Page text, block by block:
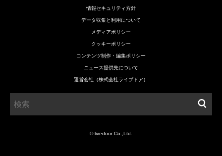
情報セキュリティ方針
データ収集と利用について
メディアポリシー
クッキーポリシー
コンテンツ制作・編集ポリシー
ニュース提供先について
運営会社（株式会社ライブドア）
© livedoor Co.,Ltd.